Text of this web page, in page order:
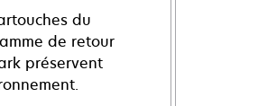
du
de retour
préservent